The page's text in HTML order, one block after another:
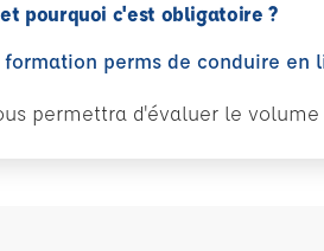
pourquoi c'est obligatoire ?
perms de conduire en
permettra d'évaluer le